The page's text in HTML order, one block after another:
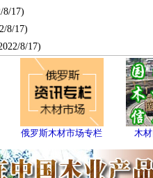
17)
8/17)
8/17)
俄罗斯木材市场专栏 木